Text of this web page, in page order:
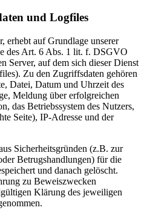
und Logfiles
erhebt auf Grundlage unserer
des Art. 6 Abs. 1 lit. f. DSGVO
Server, auf dem sich dieser Dienst
Zu den Zugriffsdaten gehören
Datei, Datum und Uhrzeit des
Meldung über erfolgreichen
das Betriebssystem des Nutzers,
Seite), IP-Adresse und der
Sicherheitsgründen (z.B. zur
Betrugshandlungen) für die
und danach gelöscht.
zu Beweiszwecken
Klärung des jeweiligen